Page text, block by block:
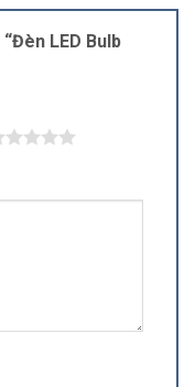
LED Bulb